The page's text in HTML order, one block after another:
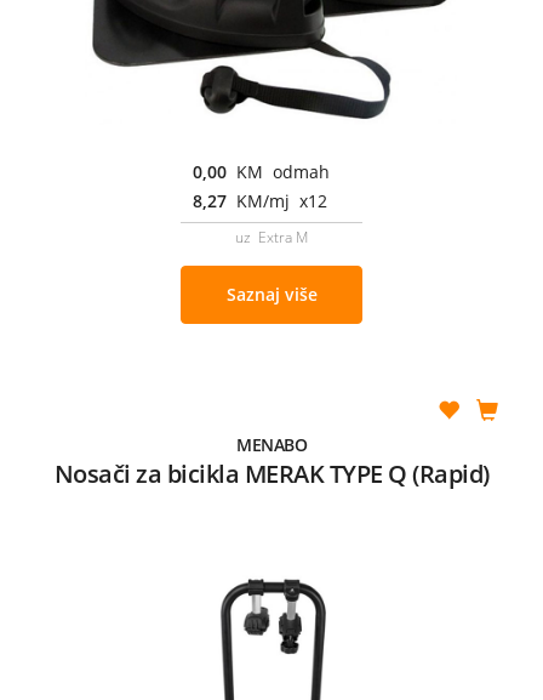
0,00 KM odmah
8,27 KM/mj x12
uz Extra M
Saznaj više
MENABO
Nosači za bicikla MERAK TYPE Q (Rapid)